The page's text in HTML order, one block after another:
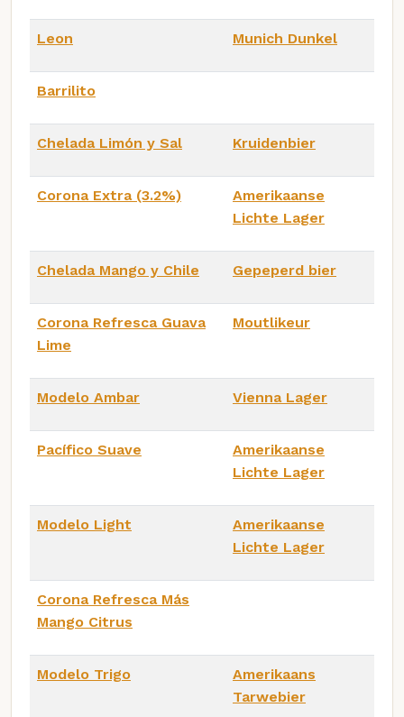
Leon Munich Dunkel
Barrilito
Chelada Limón y Sal Kruidenbier
Corona Extra (3.2%)
Amerikaanse
Lichte Lager
Chelada Mango y Chile Gepeperd bier
Corona Refresca Guava
Lime
Moutlikeur
Modelo Ambar Vienna Lager
Pacífico Suave
Amerikaanse
Lichte Lager
Modelo Light
Amerikaanse
Lichte Lager
Corona Refresca Más
Mango Citrus
Modelo Trigo
Amerikaans
Tarwebier